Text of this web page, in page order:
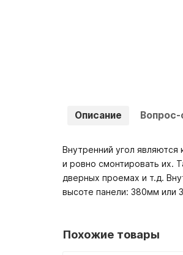
Описание Вопрос-
Внутренний угол
и ровно смонтировать их.
дверных проемах и т.д.
высоте панели: 380мм или
Похожие товары